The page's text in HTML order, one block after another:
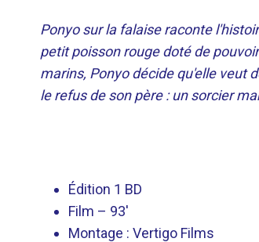
Ponyo sur la falaise raconte
petit poisson rouge doté de
marins, Ponyo décide qu'elle veut
le refus de son père : un sorcier
Édition 1 BD
Film – 93′
Montage : Vertigo Films